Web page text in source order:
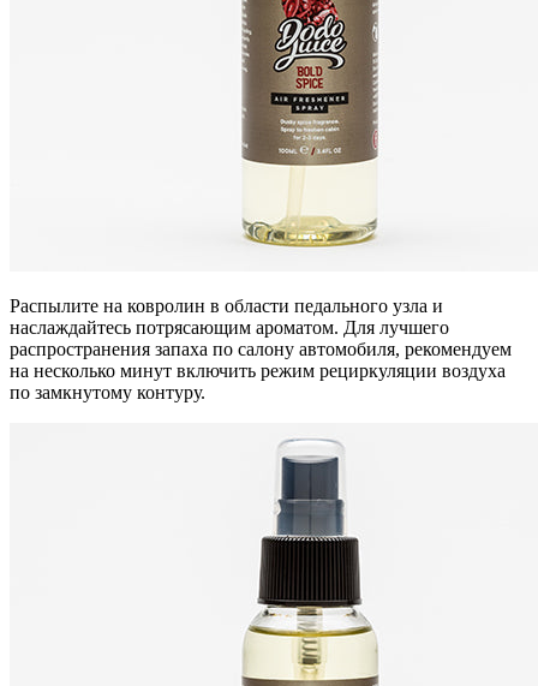
Распылите на ковролин в области педального узла и
наслаждайтесь потрясающим ароматом. Для лучшего
распространения запаха по салону автомобиля, рекомендуем
на несколько минут включить режим рециркуляции воздуха
по замкнутому контуру.